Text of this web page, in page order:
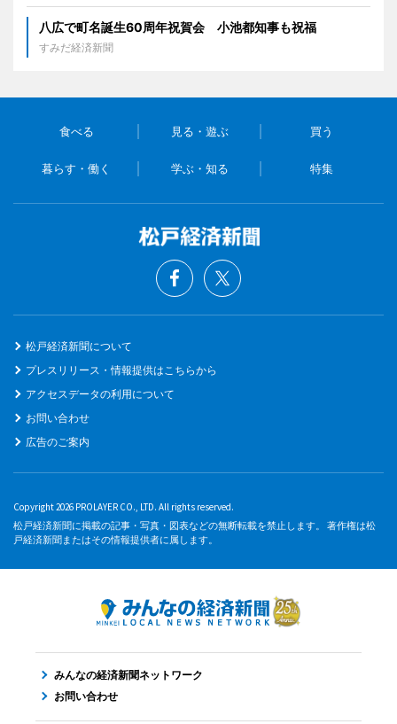
八広で町名誕生60周年祝賀会 小池都知事も祝福
すみだ経済新聞
食べる 見る・遊ぶ 買う
暮らす・働く 学ぶ・知る 特集
松戸経済新聞について
プレスリリース・情報提供はこちらから
アクセスデータの利用について
お問い合わせ
広告のご案内
Copyright 2026 PROLAYER CO., LTD. All rights reserved.
松戸経済新聞に掲載の記事・写真・図表などの無断転載を禁止します。 著作権は松
戸経済新聞またはその情報提供者に属します。
みんなの経済新聞ネットワーク
お問い合わせ